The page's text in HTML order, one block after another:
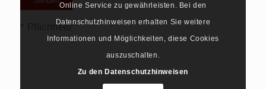
* Pflichtfeld
Online Service zu gewährleisten. Bei den
Datenschutzhinweisen erhalten Sie weitere
Informationen und Möglichkeiten, diese Cookies
auszuschalten.
Zu den Datenschutzhinweisen